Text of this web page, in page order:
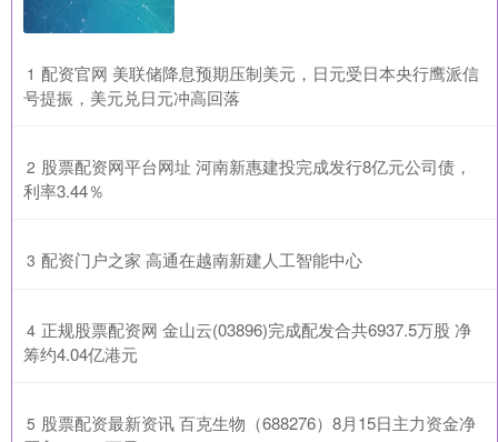
1 ​配资官网 美联储降息预期压制美元，日元受日本央行鹰派信
号提振，美元兑日元冲高回落
2 ​股票配资网平台网址 河南新惠建投完成发行8亿元公司债，
利率3.44％
3 ​配资门户之家 高通在越南新建人工智能中心
4 ​正规股票配资网 金山云(03896)完成配发合共6937.5万股 净
筹约4.04亿港元
5 ​股票配资最新资讯 百克生物（688276）8月15日主力资金净